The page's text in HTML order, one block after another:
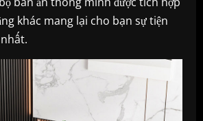
khác mang lại cho bạn sự tiện